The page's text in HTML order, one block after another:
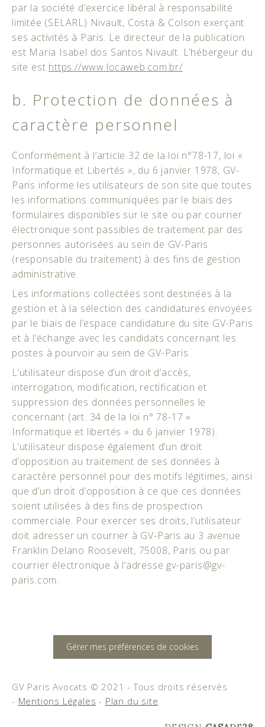
par la société d’exercice libéral à responsabilité
limitée (SELARL) Nivault, Costa & Colson exerçant
ses activités à Paris. Le directeur de la publication
est Maria Isabel dos Santos Nivault. L’hébergeur du
site est https://www.locaweb.com.br/
b. Protection de données à
caractère personnel
Conformément à l’article 32 de la loi n°78-17, loi «
Informatique et Libertés », du 6 janvier 1978, GV-
Paris informe les utilisateurs de son site que toutes
les informations communiquées par le biais des
formulaires disponibles sur le site ou par courrier
électronique sont passibles de traitement par des
personnes autorisées au sein de GV-Paris
(responsable du traitement) à des fins de gestion
administrative.
Les informations collectées sont destinées à la
gestion et à la sélection des candidatures envoyées
par le biais de l’espace candidature du site GV-Paris
et à l’échange avec les candidats concernant les
postes à pourvoir au sein de GV-Paris.
L’utilisateur dispose d’un droit d’accès,
interrogation, modification, rectification et
suppression des données personnelles le
concernant (art. 34 de la loi n° 78-17 «
Informatique et libertés » du 6 janvier 1978).
L’utilisateur dispose également d’un droit
d’opposition au traitement de ses données à
caractère personnel pour des motifs légitimes, ainsi
que d’un droit d’opposition à ce que ces données
soient utilisées à des fins de prospection
commerciale. Pour exercer ses droits, l’utilisateur
doit adresser un courrier à GV-Paris au 3 avenue
Franklin Delano Roosevelt, 75008, Paris ou par
courrier électronique à l’adresse gv-paris@gv-
paris.com.
Gérer mes préférences de cookies
GV Paris Avocats © 2021 - Tous droits réservés
- Mentions Légales - Plan du site